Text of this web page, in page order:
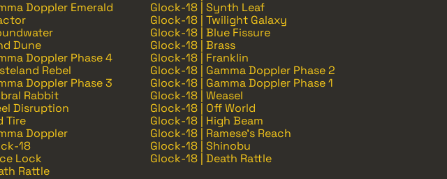
Doppler Emerald
Glock-18 | Synth Leaf
Glock-18 | Twilight Galaxy
Glock-18 | Blue Fissure
Dune
Glock-18 | Brass
Doppler Phase 4
Glock-18 | Franklin
Rebel
Glock-18 | Gamma Doppler Phase 2
Doppler Phase 3
Glock-18 | Gamma Doppler Phase 1
Rabbit
Glock-18 | Weasel
Disruption
Glock-18 | Off World
Tire
Glock-18 | High Beam
Doppler
Glock-18 | Ramese's Reach
18
Glock-18 | Shinobu
Lock
Glock-18 | Death Rattle
Rattle